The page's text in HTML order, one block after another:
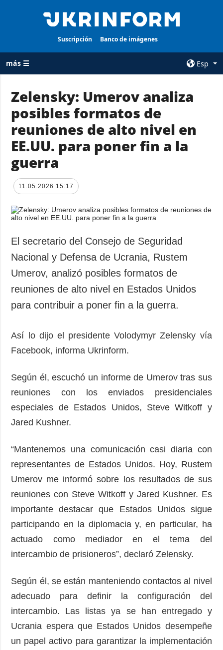
Suscripción Banco de imágenes
más ☰
Esp
TODAS LAS
CATEGORÍAS
Guerra
Reconstrucción
de Ucrania
Política
Economía
Defensa
Cultura
Deportes
Crimen
Desastres y
emergencias
AGENCIA
sobre la agencia
contacto
privacidad y
protección de
Podcasts
Publicaciones
Fotos
Video
Suscripción
Zelensky: Umerov analiza
posibles formatos de
reuniones de alto nivel en
EE.UU. para poner fin a la
guerra
11.05.2026 15:17
El secretario del Consejo de Seguridad
Nacional y Defensa de Ucrania, Rustem
Umerov, analizó posibles formatos de
reuniones de alto nivel en Estados Unidos
para contribuir a poner fin a la guerra.
Así lo dijo el presidente Volodymyr Zelensky vía
Facebook, informa Ukrinform.
Según él, escuchó un informe de Umerov tras sus
reuniones con los enviados presidenciales
especiales de Estados Unidos, Steve Witkoff y
Jared Kushner.
“Mantenemos una comunicación casi diaria con
representantes de Estados Unidos. Hoy, Rustem
Umerov me informó sobre los resultados de sus
reuniones con Steve Witkoff y Jared Kushner. Es
importante destacar que Estados Unidos sigue
participando en la diplomacia y, en particular, ha
actuado como mediador en el tema del
intercambio de prisioneros”, declaró Zelensky.
Según él, se están manteniendo contactos al nivel
adecuado para definir la configuración del
intercambio. Las listas ya se han entregado y
Ucrania espera que Estados Unidos desempeñe
un papel activo para garantizar la implementación